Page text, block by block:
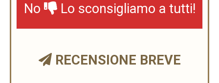
No Lo sconsigliamo a tutti!
RECENSIONE BREVE